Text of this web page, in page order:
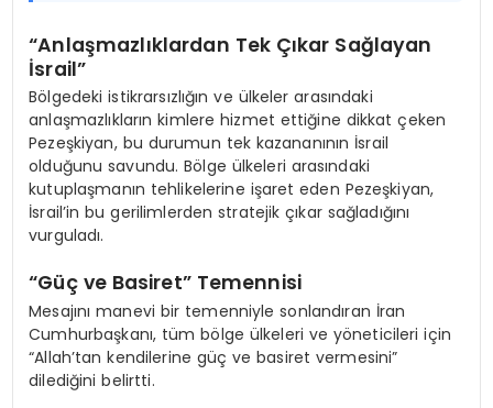
“Anlaşmazlıklardan Tek Çıkar Sağlayan
İsrail”
Bölgedeki istikrarsızlığın ve ülkeler arasındaki
anlaşmazlıkların kimlere hizmet ettiğine dikkat çeken
Pezeşkiyan, bu durumun tek kazananının İsrail
olduğunu savundu. Bölge ülkeleri arasındaki
kutuplaşmanın tehlikelerine işaret eden Pezeşkiyan,
İsrail’in bu gerilimlerden stratejik çıkar sağladığını
vurguladı.
“Güç ve Basiret” Temennisi
Mesajını manevi bir temenniyle sonlandıran İran
Cumhurbaşkanı, tüm bölge ülkeleri ve yöneticileri için
“Allah’tan kendilerine güç ve basiret vermesini”
dilediğini belirtti.